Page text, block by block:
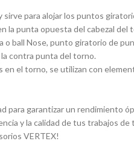
para alojar los puntos
punta opuesta del cabezal del
ball Nose, punto giratorio de
contra punta del torno.
el torno, se utilizan con
garantizar un rendimiento
y la calidad de tus trabajos
VERTEX!